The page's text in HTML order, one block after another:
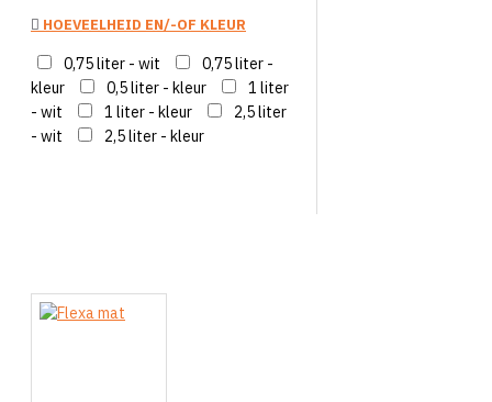
HOEVEELHEID EN/-OF KLEUR
0,75 liter - wit
0,75 liter -
kleur
0,5 liter - kleur
1 liter
- wit
1 liter - kleur
2,5 liter
- wit
2,5 liter - kleur